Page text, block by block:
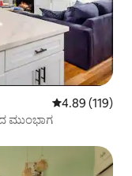
5 ರಲ್ಲಿ 4.89
4.89 (119)
ಮುಂಭಾಗ